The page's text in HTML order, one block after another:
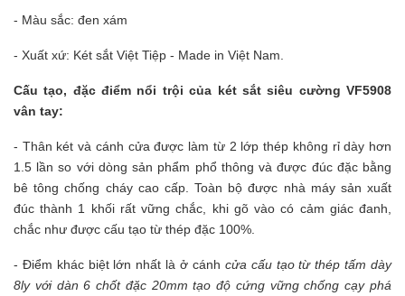
- Màu sắc: đen xám
- Xuất xứ: Két sắt Việt Tiệp - Made in Việt Nam.
Cấu tạo, đặc điểm nổi trội của két sắt siêu cường VF5908
vân tay:
- Thân két và cánh cửa được làm từ 2 lớp thép không rỉ dày hơn
1.5 lần so với dòng sản phẩm phổ thông và được đúc đặc bằng
bê tông chống cháy cao cấp. Toàn bộ được nhà máy sản xuất
đúc thành 1 khối rất vững chắc, khi gõ vào có cảm giác đanh,
chắc như được cấu tạo từ thép đặc 100%.
- Điểm khác biệt lớn nhất là ở cánh cửa cấu tạo từ thép tấm dày
8ly với dàn 6 chốt đặc 20mm tạo độ cứng vững chống cạy phá